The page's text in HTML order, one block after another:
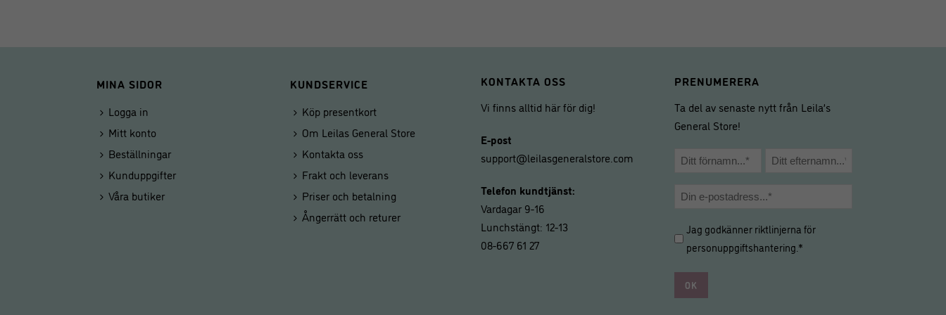
MINA SIDOR
Logga in
Mitt konto
Beställningar
Kunduppgifter
Våra butiker
KUNDSERVICE
Köp presentkort
Om Leilas General Store
Kontakta oss
Frakt och leverans
Priser och betalning
Ångerrätt och returer
KONTAKTA OSS
Vi finns alltid här för dig!
E-post
support@leilasgeneralstore.com
Telefon kundtjänst:
Vardagar 9-16
Lunchstängt: 12-13
08-667 61 27
PRENUMERERA
Ta del av senaste nytt från Leila’s
General Store!
Namn
E-
Hantering
av
*
Jag godkänner riktlinjerna för
personuppgiftshantering .*